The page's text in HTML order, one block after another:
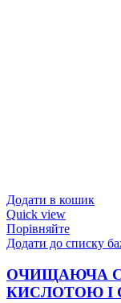
Додати в кошик
Quick view
Порівняйте
Додати до списку
ОЧИЩАЮЧА
КИСЛОТОЮ І